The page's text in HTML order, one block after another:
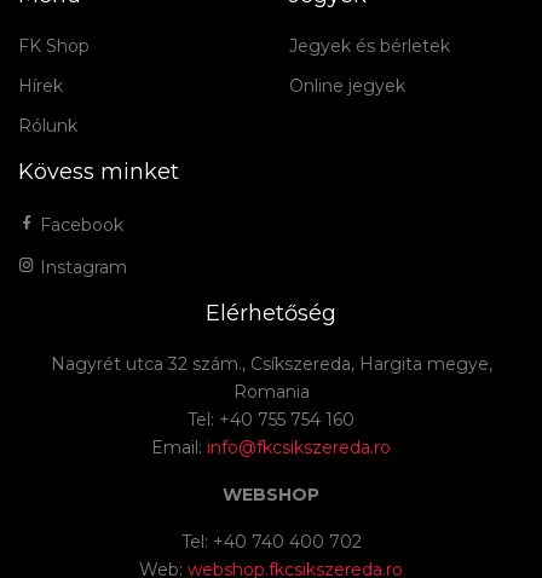
FK Shop
Hírek
Rólunk
Jegyek és bérletek
Online jegyek
Kövess minket
Facebook
Instagram
Elérhetőség
Nagyrét utca 32 szám., Csíkszereda, Hargita megye,
Romania
Tel: +40 755 754 160
Email: info@fkcsikszereda.ro
WEBSHOP
Tel: +40 740 400 702
Web: webshop.fkcsikszereda.ro